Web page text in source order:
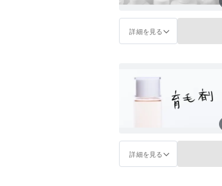
詳細を見る
詳細を見る